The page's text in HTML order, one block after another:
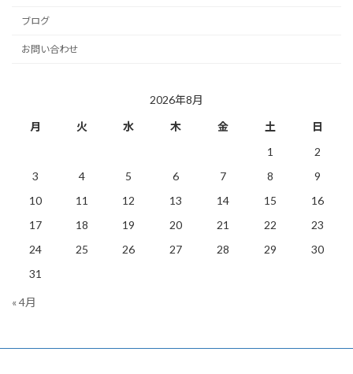
ブログ
お問い合わせ
2026年8月
月
火 水 木 金 土
日
1
2
3
4 5 6 7 8
9
10
11 12 13 14 15
16
17
18 19 20 21 22
23
24
25 26 27 28 29
30
31
« 4月